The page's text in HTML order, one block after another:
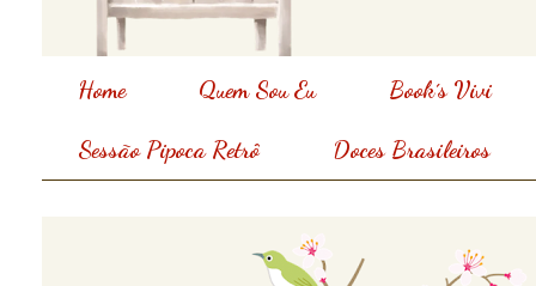
Home Quem Sou Eu Book´s Vivi
Sessão Pipoca Retrô Doces Brasileiros